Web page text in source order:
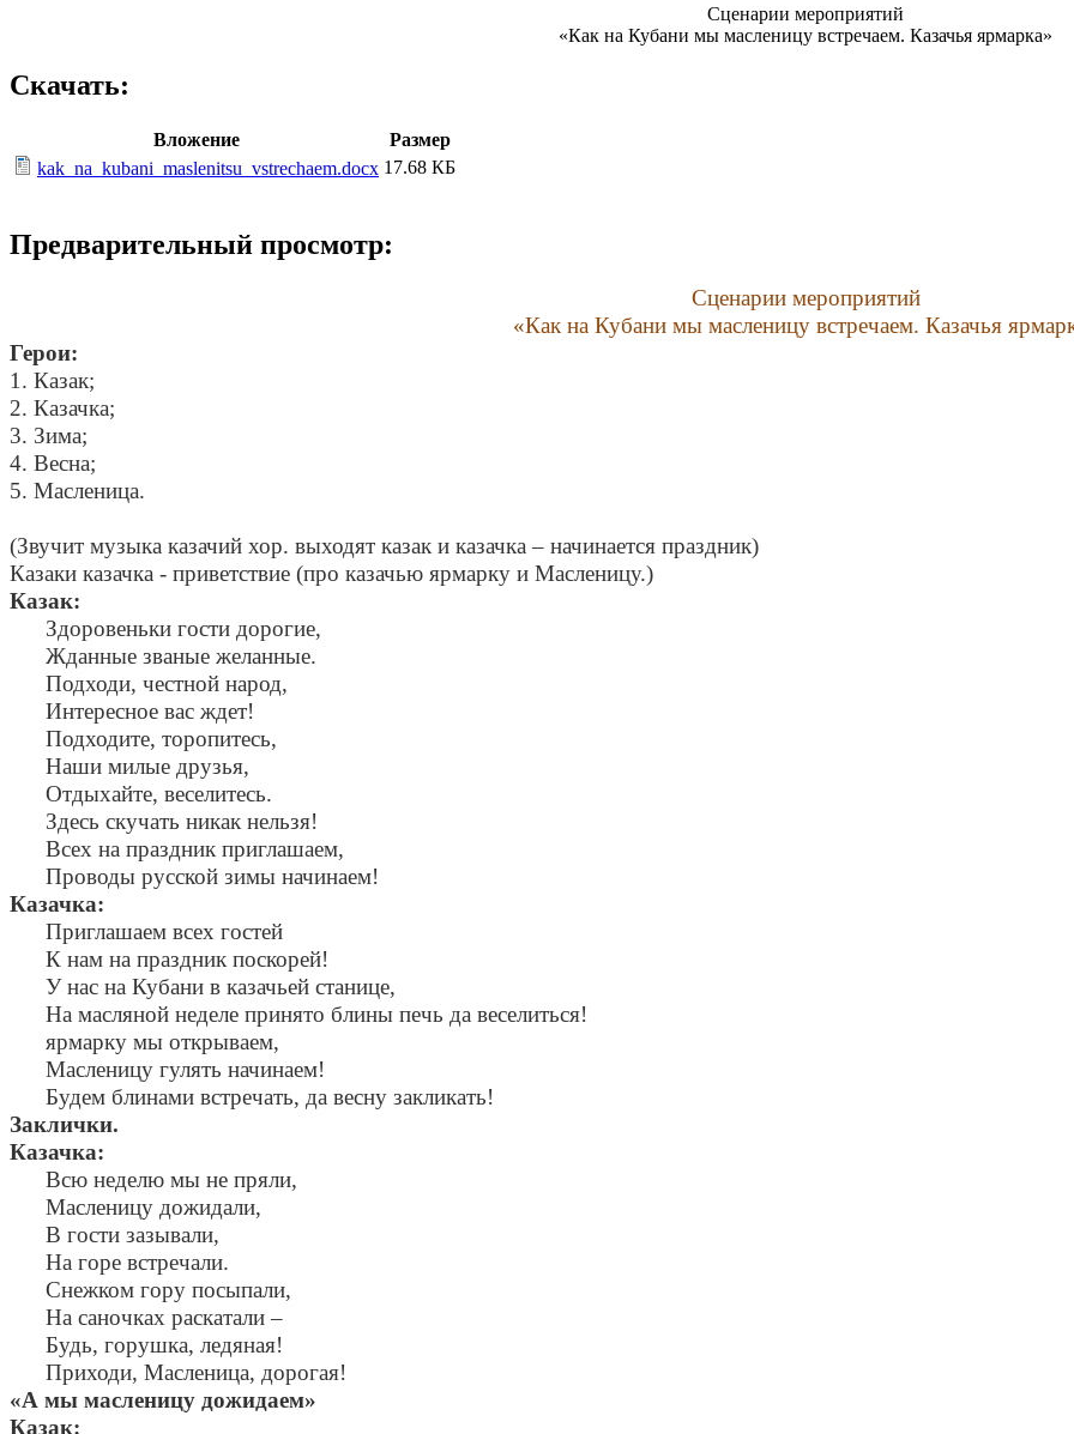
Сценарии мероприятий
«Как на Кубани мы масленицу встречаем. Казачья ярмарка»
Скачать:
Вложение
Размер
kak_na_kubani_maslenitsu_vstrechaem.docx 17.68 КБ
Предварительный просмотр:
Сценарии мероприятий
«Как на Кубани мы масленицу встречаем. Казачья
Герои:
1. Казак;
2. Казачка;
3. Зима;
4. Весна;
5. Масленица.
(Звучит музыка казачий хор. выходят казак и казачка – начинается праздник)
Казаки казачка - приветствие (про казачью ярмарку и Масленицу.)
Казак:
Здоровеньки гости дорогие,
Жданные званые желанные.
Подходи, честной народ,
Интересное вас ждет!
Подходите, торопитесь,
Наши милые друзья,
Отдыхайте, веселитесь.
Здесь скучать никак нельзя!
Всех на праздник приглашаем,
Проводы русской зимы начинаем!
Казачка:
Приглашаем всех гостей
К нам на праздник поскорей!
У нас на Кубани в казачьей станице,
На масляной неделе принято блины печь да веселиться!
ярмарку мы открываем,
Масленицу гулять начинаем!
Будем блинами встречать, да весну закликать!
Заклички.
Казачка:
Всю неделю мы не пряли,
Масленицу дожидали,
В гости зазывали,
На горе встречали.
Снежком гору посыпали,
На саночках раскатали –
Будь, горушка, ледяная!
Приходи, Масленица, дорогая!
«А мы масленицу дожидаем»
Казак: